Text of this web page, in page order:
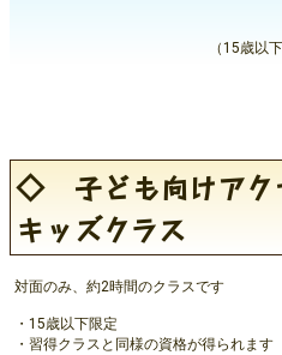
（15歳以
◇ 子ども向けアク
キッズクラス
対面のみ、約2時間のクラスです
・15歳以下限定
・習得クラスと同様の資格が得られます